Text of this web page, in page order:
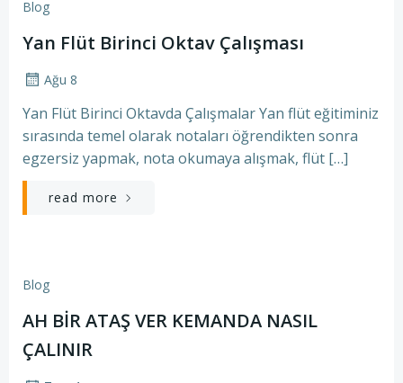
Blog
Yan Flüt Birinci Oktav Çalışması
Ağu 8
Yan Flüt Birinci Oktavda Çalışmalar Yan flüt eğitiminiz
sırasında temel olarak notaları öğrendikten sonra
egzersiz yapmak, nota okumaya alışmak, flüt […]
read more
Blog
AH BİR ATAŞ VER KEMANDA NASIL
ÇALINIR